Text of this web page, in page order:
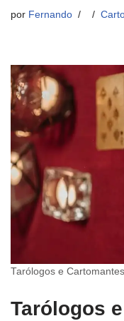
por Fernando
Tarólogos e Cartomantes
Tarólogos